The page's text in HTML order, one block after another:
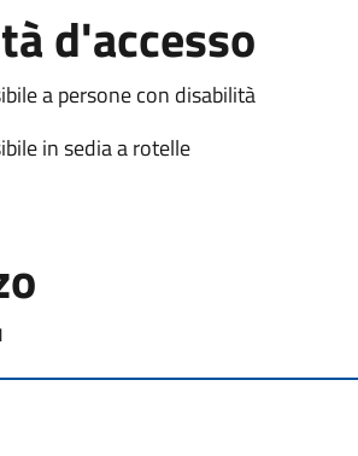
d'accesso
a persone con disabilità
in sedia a rotelle